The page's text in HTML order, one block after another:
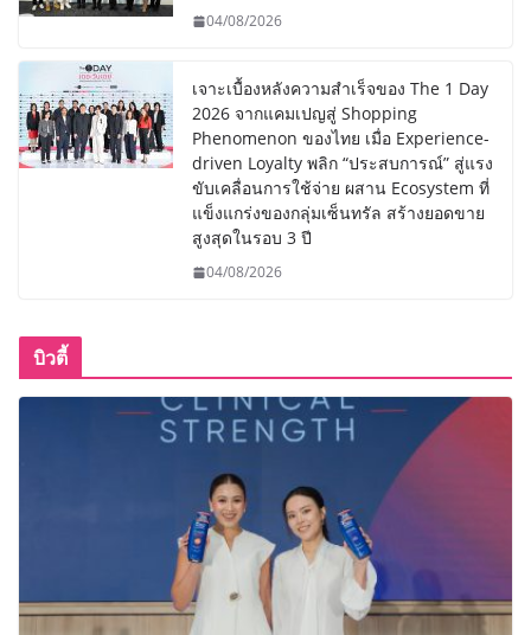
04/08/2026
เจาะเบื้องหลังความสำเร็จของ The 1 Day
2026 จากแคมเปญสู่ Shopping
Phenomenon ของไทย เมื่อ Experience-
driven Loyalty พลิก “ประสบการณ์” สู่แรง
ขับเคลื่อนการใช้จ่าย ผสาน Ecosystem ที่
แข็งแกร่งของกลุ่มเซ็นทรัล สร้างยอดขาย
สูงสุดในรอบ 3 ปี
04/08/2026
บิวตี้